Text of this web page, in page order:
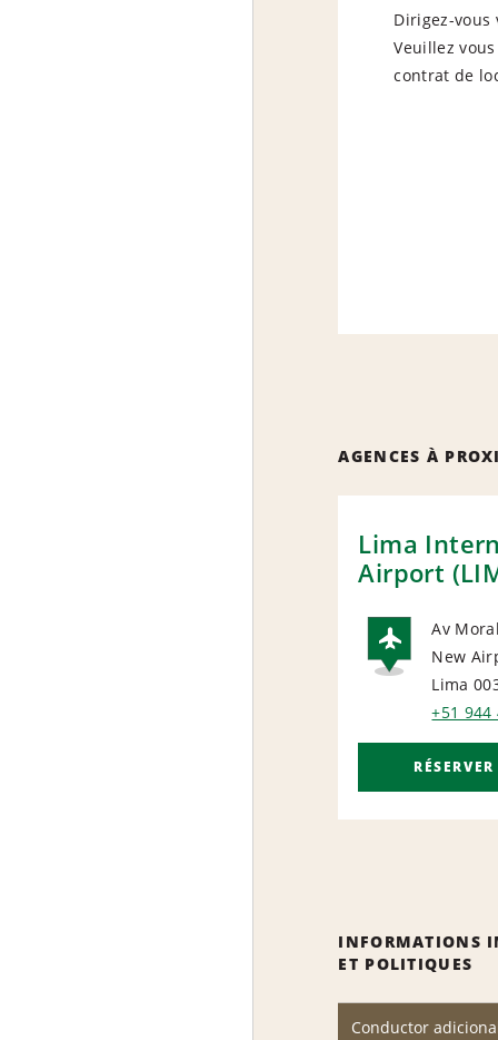
Dirigez-vous
Veuillez
contrat de
AGENCES À
Lima
Airport
Av
New
Lima
+51 944
INFORMATIONS
ET POLITIQUES
Conductor